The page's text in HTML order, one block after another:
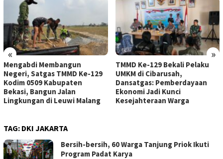
« »
Mengabdi Membangun
Negeri, Satgas TMMD Ke-129
Kodim 0509 Kabupaten
Bekasi, Bangun Jalan
Lingkungan di Leuwi Malang
TMMD Ke-129 Bekali Pelaku
UMKM di Cibarusah,
Dansatgas: Pemberdayaan
Ekonomi Jadi Kunci
Kesejahteraan Warga
TAG: DKI JAKARTA
Bersih-bersih, 60 Warga Tanjung Priok Ikuti
Program Padat Karya